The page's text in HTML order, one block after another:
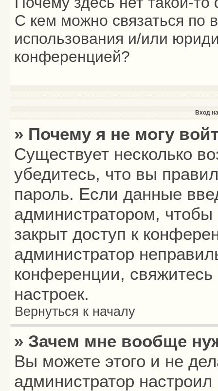
С кем можно связаться по
использования и/или
конференцией?
Вход
» Почему я не могу
Существует несколько
убедитесь, что вы
пароль. Если данные
администратором,
закрыт доступ к
администратор
конференции,
настроек.
Вернуться к началу
» Зачем мне вообще
Вы можете этого и не
администратор